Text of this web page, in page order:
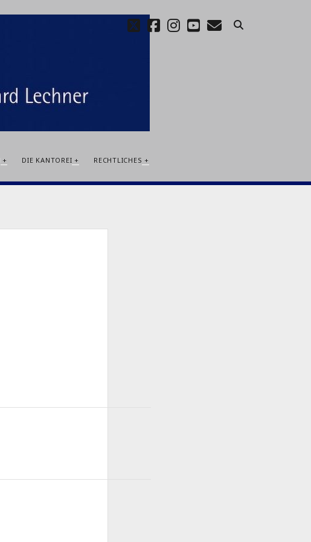
DIE KANTOREI RECHTLICHES
twitterfacebook
instagram
youtube
E-